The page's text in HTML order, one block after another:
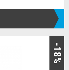
-18%